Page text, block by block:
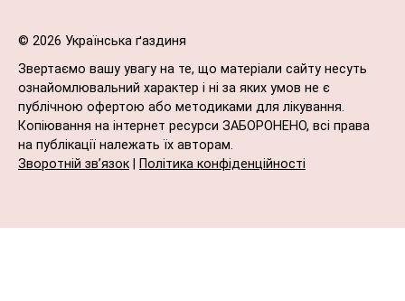
© 2026 Українська ґаздиня
Звертаємо вашу увагу на те, що матеріали сайту несуть
ознайомлювальний характер і ні за яких умов не є
публічною офертою або методиками для лікування.
Копіювання на інтернет ресурси ЗАБОРОНЕНО, всі права
на публікації належать їх авторам.
Зворотній зв’язок
Політика конфіденційності